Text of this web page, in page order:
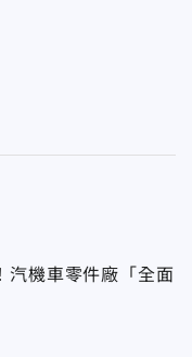
汽機車零件廠「全面